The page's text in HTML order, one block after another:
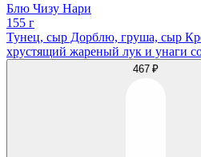
Блю Чизу Нари
155 г
Тунец, сыр Дорблю, груша, cыр
хрустящий жареный лук и унаги
467 ₽